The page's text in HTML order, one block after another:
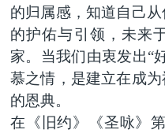
的归属感，知道自己
的护佑与引领，未来
家。当我们由衷发出“
慕之情，是建立在成
的恩典。
在《旧约》《圣咏》